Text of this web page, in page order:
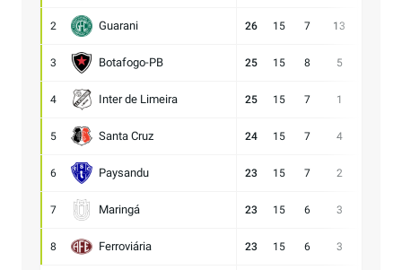
2 Guarani 26 15 7 13
3 Botafogo-PB 25 15 8 5
4 Inter de Limeira 25 15 7 1
5 Santa Cruz 24 15 7 4
6 Paysandu 23 15 7 2
7 Maringá 23 15 6 3
8 Ferroviária 23 15 6 3